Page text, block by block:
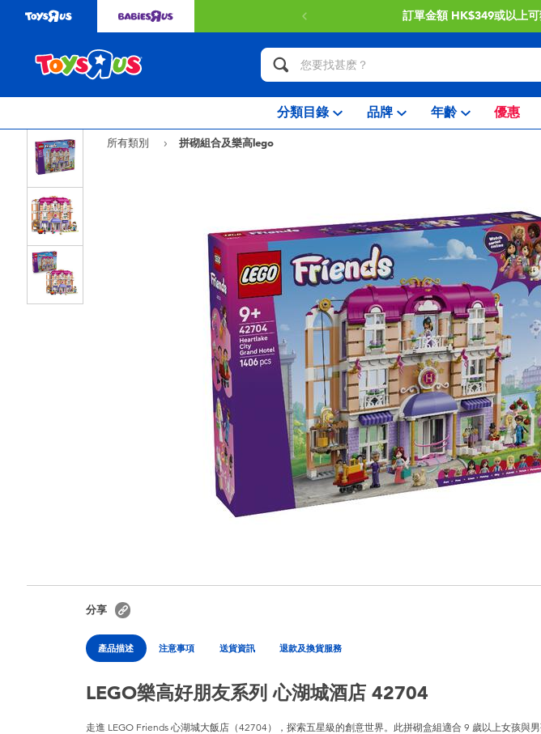
訂單金額 HK$349或以上可
分類目錄 品牌 年齡 優惠
所有類別
拼砌組合及樂高lego
分享
產品描述 注意事項 送貨資訊 退款及換貨服務
LEGO樂高好朋友系列 心湖城酒店 42704
走進 LEGO Friends 心湖城大飯店（42704），探索五星級的創意世界。此拼砌盒組適合 9 歲以上女孩與男